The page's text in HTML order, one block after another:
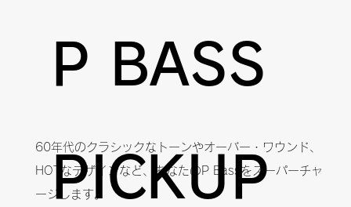
P BASS
PICKUP
60年代のクラシックなトーンやオーバー・ワウンド、
HOTなデザインなど、あなたのP Bassをスーパーチャ
ージします。